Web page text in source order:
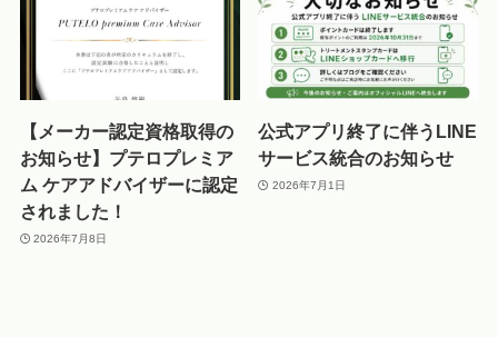
【メーカー認定資格取得の
お知らせ】プテロプレミア
ム ケアアドバイザーに認定
されました！
2026年7月8日
公式アプリ終了に伴うLINE
サービス統合のお知らせ
2026年7月1日